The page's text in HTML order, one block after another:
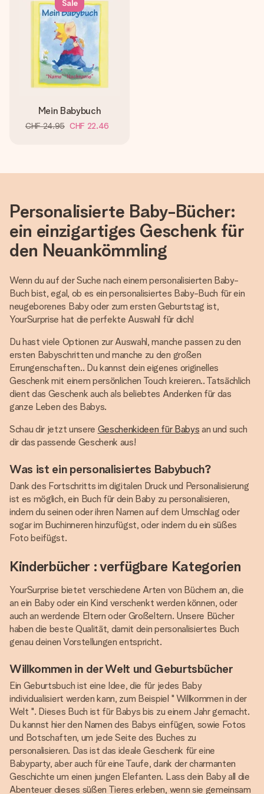
Sale
Mein Babybuch
CHF 24.95 CHF 22.46
Personalisierte Baby-Bücher:
ein einzigartiges Geschenk für
den Neuankömmling
Wenn du auf der Suche nach einem personalisierten Baby-
Buch bist, egal, ob es ein personalisiertes Baby-Buch für ein
neugeborenes Baby oder zum ersten Geburtstag ist,
YourSurprise hat die perfekte Auswahl für dich!
Du hast viele Optionen zur Auswahl, manche passen zu den
ersten Babyschritten und manche zu den großen
Errungenschaften.. Du kannst dein eigenes originelles
Geschenk mit einem persönlichen Touch kreieren.. Tatsächlich
dient das Geschenk auch als beliebtes Andenken für das
ganze Leben des Babys.
Schau dir jetzt unsere Geschenkideen für Babys an und such
dir das passende Geschenk aus!
Was ist ein personalisiertes Babybuch?
Dank des Fortschritts im digitalen Druck und Personalisierung
ist es möglich, ein Buch für dein Baby zu personalisieren,
indem du seinen oder ihren Namen auf dem Umschlag oder
sogar im Buchinneren hinzufügst, oder indem du ein süßes
Foto beifügst.
Kinderbücher : verfügbare Kategorien
YourSurprise bietet verschiedene Arten von Büchern an, die
an ein Baby oder ein Kind verschenkt werden können, oder
auch an werdende Eltern oder Großeltern. Unsere Bücher
haben die beste Qualität, damit dein personalisiertes Buch
genau deinen Vorstellungen entspricht.
Willkommen in der Welt und Geburtsbücher
Ein Geburtsbuch ist eine Idee, die für jedes Baby
individualisiert werden kann, zum Beispiel " Willkommen in der
Welt ". Dieses Buch ist für Babys bis zu einem Jahr gemacht.
Du kannst hier den Namen des Babys einfügen, sowie Fotos
und Botschaften, um jede Seite des Buches zu
personalisieren. Das ist das ideale Geschenk für eine
Babyparty, aber auch für eine Taufe, dank der charmanten
Geschichte um einen jungen Elefanten. Lass dein Baby all die
Abenteuer dieses süßen Tieres erleben, wenn sie gemeinsam